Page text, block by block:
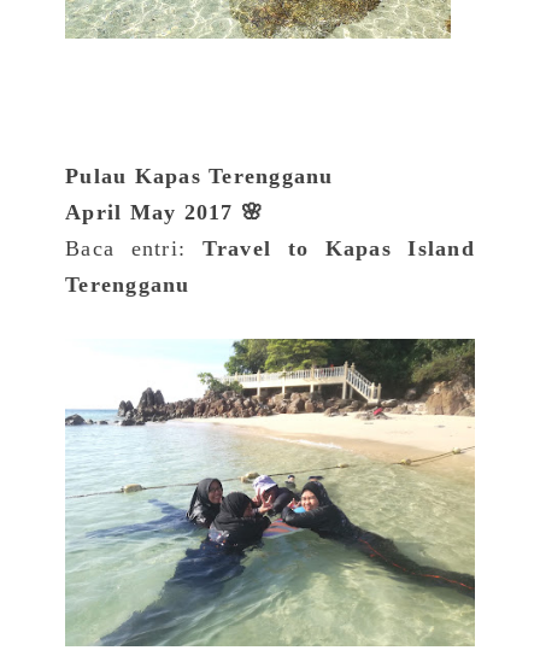
Pulau Kapas Terengganu
April May 2017 🌸
Baca entri: Travel to Kapas Island
Terengganu